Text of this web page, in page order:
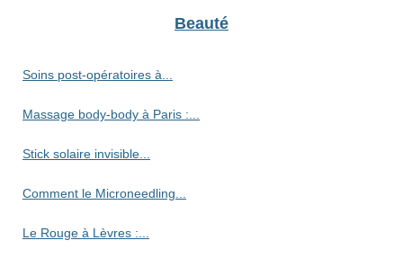
Beauté
Soins post-opératoires à...
Massage body-body à Paris :...
Stick solaire invisible...
Comment le Microneedling...
Le Rouge à Lèvres :...